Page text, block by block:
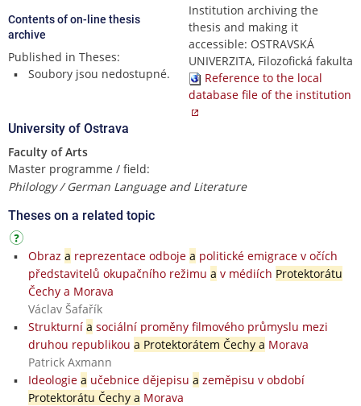
Contents of on-line thesis
archive
Published in Theses:
Soubory jsou nedostupné.
Institution archiving the
thesis and making it
accessible: OSTRAVSKÁ
UNIVERZITA, Filozofická fakulta
Reference to the local
database file of the institution
University of Ostrava
Faculty of Arts
Master programme / field:
Philology / German Language and Literature
Theses on a related topic
Obraz a reprezentace odboje a politické emigrace v očích
představitelů okupačního režimu a v médiích Protektorátu
Čechy a Morava
Václav Šafařík
Strukturní a sociální proměny filmového průmyslu mezi
druhou republikou a Protektorátem Čechy a Morava
Patrick Axmann
Ideologie a učebnice dějepisu a zeměpisu v období
Protektorátu Čechy a Morava